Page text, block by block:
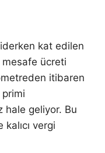
kat edilen
ücreti
itibaren
primi
hale geliyor. Bu
vergi